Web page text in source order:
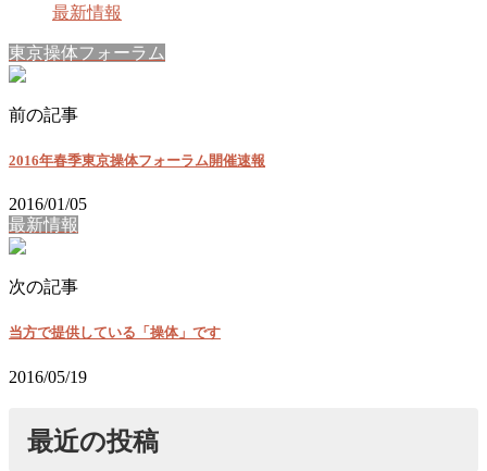
最新情報
東京操体フォーラム
前の記事
2016年春季東京操体フォーラム開催速報
2016/01/05
最新情報
次の記事
当方で提供している「操体」です
2016/05/19
最近の投稿